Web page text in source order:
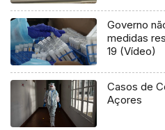
Governo
medidas
19 (Vídeo)
Casos de
Açores